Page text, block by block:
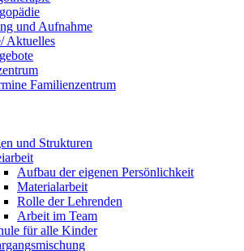
und Aufnahme
Aktuelles
Familienzentrum
und Strukturen
Aufbau der eigenen Persönlichkeit
Materialarbeit
Rolle der Lehrenden
Arbeit im Team
für alle Kinder